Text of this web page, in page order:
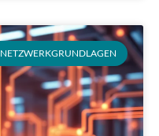
NETZWERKGRUNDLAGEN